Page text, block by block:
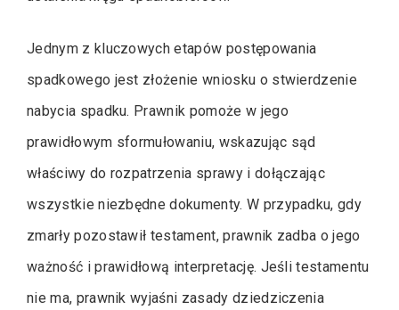
Jednym z kluczowych etapów postępowania
spadkowego jest złożenie wniosku o stwierdzenie
nabycia spadku. Prawnik pomoże w jego
prawidłowym sformułowaniu, wskazując sąd
właściwy do rozpatrzenia sprawy i dołączając
wszystkie niezbędne dokumenty. W przypadku, gdy
zmarły pozostawił testament, prawnik zadba o jego
ważność i prawidłową interpretację. Jeśli testamentu
nie ma, prawnik wyjaśni zasady dziedziczenia